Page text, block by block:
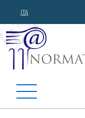
ITA